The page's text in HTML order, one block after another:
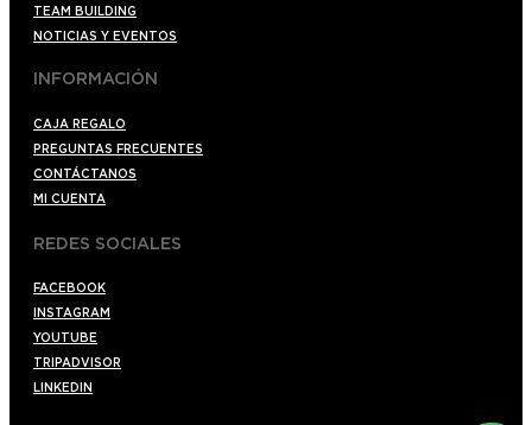
TEAM BUILDING
NOTICIAS Y EVENTOS
INFORMACIÓN
CAJA REGALO
PREGUNTAS FRECUENTES
CONTÁCTANOS
MI CUENTA
REDES SOCIALES
FACEBOOK
INSTAGRAM
YOUTUBE
TRIPADVISOR
LINKEDIN